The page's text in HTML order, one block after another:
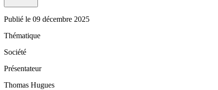
Publié le 09 décembre 2025
Thématique
Société
Présentateur
Thomas Hugues